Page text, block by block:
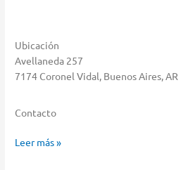
Ubicación
Avellaneda 257
7174 Coronel Vidal, Buenos Aires, AR
Contacto
Casa
Leer más »